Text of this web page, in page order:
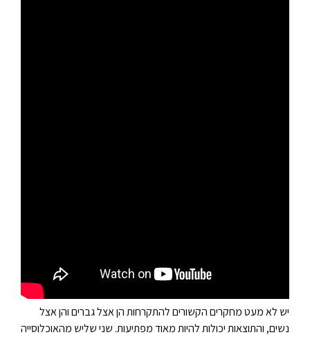
יש לא מעט מחקרים הקשורים להתקרחות הן אצל גברים והן אצל
נשים, והתוצאות יכולות להיות מאוד מפתיעות. שני שליש מהאוכלוסייה